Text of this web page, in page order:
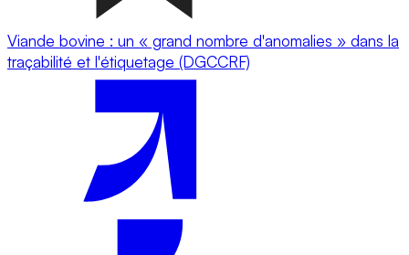
Viande bovine : un « grand nombre d'anomalies » dans la
traçabilité et l'étiquetage (DGCCRF)